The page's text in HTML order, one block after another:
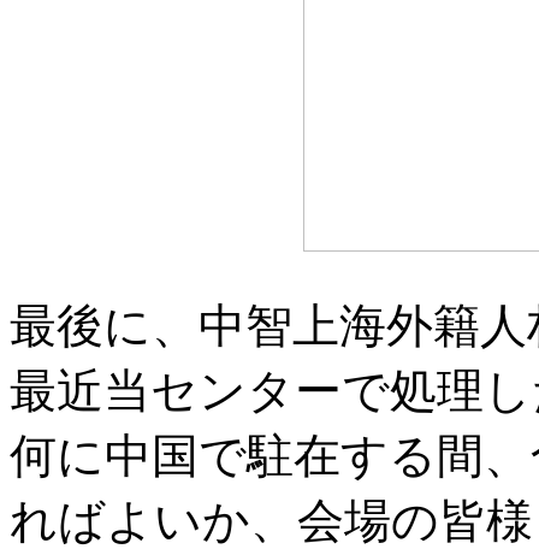
最後に、中智上海外籍
最近当センターで処理
何に中国で駐在する間
ればよいか、会場の皆